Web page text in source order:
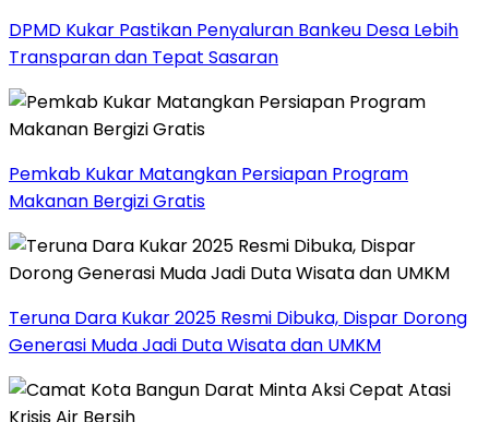
DPMD Kukar Pastikan Penyaluran Bankeu Desa Lebih
Transparan dan Tepat Sasaran
Pemkab Kukar Matangkan Persiapan Program
Makanan Bergizi Gratis
Teruna Dara Kukar 2025 Resmi Dibuka, Dispar Dorong
Generasi Muda Jadi Duta Wisata dan UMKM